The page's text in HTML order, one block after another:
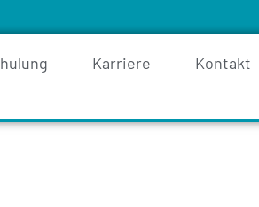
Karriere Kontakt